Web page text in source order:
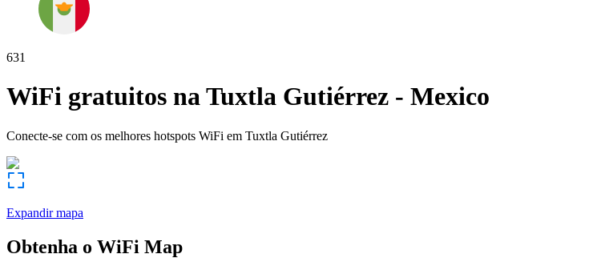
631
WiFi gratuitos naTuxtla Gutiérrez - Mexico
Conecte-se com os melhores hotspots WiFi em Tuxtla Gutiérrez
Expandir mapa
Obtenha o WiFi Map